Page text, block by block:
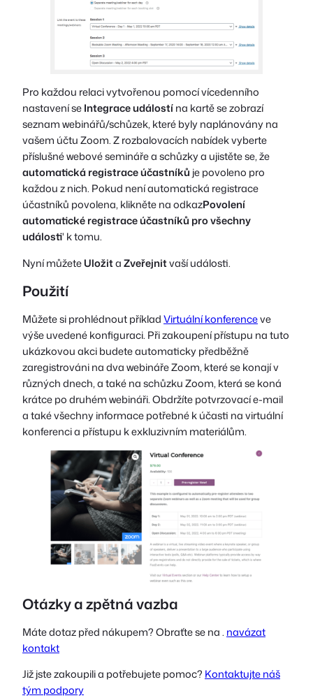
Pro každou relaci vytvořenou pomocí vícedenního
nastavení seIntegrace událostína kartě se zobrazí
seznam webinářů/schůzek, které byly naplánovány na
vašem účtu Zoom. Z rozbalovacích nabídek vyberte
příslušné webové semináře a schůzky a ujistěte se, že
automatická registrace účastníků je povoleno pro
každou z nich. Pokud není automatická registrace
účastníků povolena, klikněte na odkazPovolení
automatické registrace účastníků pro všechny
události' k tomu.
Nyní můžeteUložitaZveřejnitvaší události.
Použití
Můžete si prohlédnout příkladVirtuální konferenceve
výše uvedené konfiguraci. Při zakoupení přístupu na tuto
ukázkovou akci budete automaticky předběžně
zaregistrováni na dva webináře Zoom, které se konají v
různých dnech, a také na schůzku Zoom, která se koná
krátce po druhém webináři. Obdržíte potvrzovací e-mail
a také všechny informace potřebné k účasti na virtuální
konferenci a přístupu k exkluzivním materiálům.
Otázky a zpětná vazba
Máte dotaz před nákupem? Obraťte se na . navázat
kontakt
Již jste zakoupili a potřebujete pomoc? Kontaktujte náš
tým podpory